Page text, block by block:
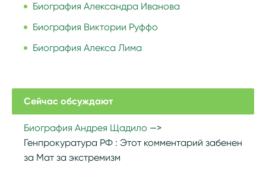
Биография Александра Иванова
Биография Виктории Руффо
Биография Алекса Лима
Сейчас обсуждают
Биография Андрея Щадило
Генпрокуратура РФ : Этот комментарий забенен
за Мат за экстремизм